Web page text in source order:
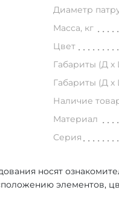
Диаметр
Масса, кг
Цвет
Габариты (Д
Габариты (Д
Наличие
Материал
Серия
носят
элементов,